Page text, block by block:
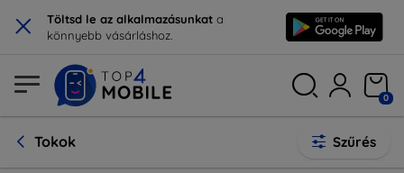
× Töltsd le az alkalmazásunkat a
könnyebb vásárláshoz.
0
Tokok Szűrés